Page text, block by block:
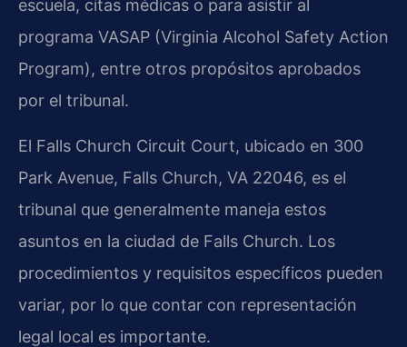
escuela, citas médicas o para asistir al
programa VASAP (Virginia Alcohol Safety Action
Program), entre otros propósitos aprobados
por el tribunal.
El Falls Church Circuit Court, ubicado en 300
Park Avenue, Falls Church, VA 22046, es el
tribunal que generalmente maneja estos
asuntos en la ciudad de Falls Church. Los
procedimientos y requisitos específicos pueden
variar, por lo que contar con representación
legal local es importante.